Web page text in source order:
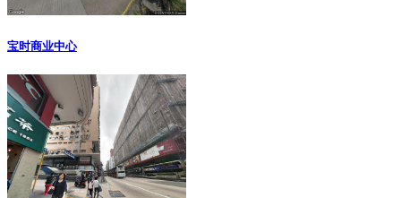
宝时商业中心